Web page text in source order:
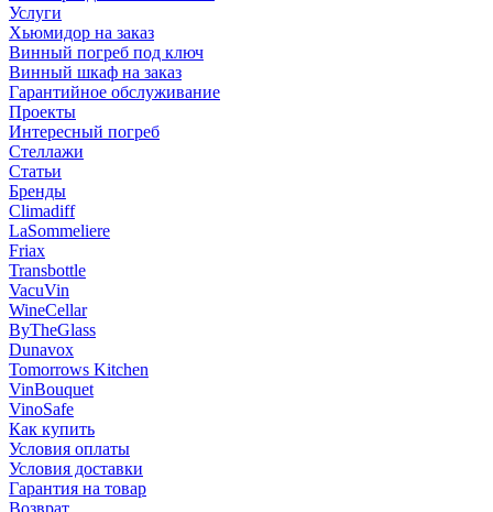
Услуги
Хьюмидор на заказ
Винный погреб под ключ
Винный шкаф на заказ
Гарантийное обслуживание
Проекты
Интересный погреб
Стеллажи
Статьи
Бренды
Climadiff
LaSommeliere
Friax
Transbottle
VacuVin
WineCellar
ByTheGlass
Dunavox
Tomorrows Kitchen
VinBouquet
VinoSafe
Как купить
Условия оплаты
Условия доставки
Гарантия на товар
Возврат